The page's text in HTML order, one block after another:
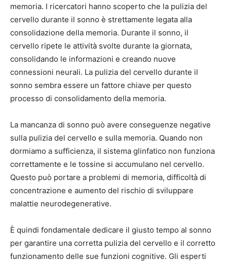
memoria. I ricercatori hanno scoperto che la pulizia del
cervello durante il sonno è strettamente legata alla
consolidazione della memoria. Durante il sonno, il
cervello ripete le attività svolte durante la giornata,
consolidando le informazioni e creando nuove
connessioni neurali. La pulizia del cervello durante il
sonno sembra essere un fattore chiave per questo
processo di consolidamento della memoria.
La mancanza di sonno può avere conseguenze negative
sulla pulizia del cervello e sulla memoria. Quando non
dormiamo a sufficienza, il sistema glinfatico non funziona
correttamente e le tossine si accumulano nel cervello.
Questo può portare a problemi di memoria, difficoltà di
concentrazione e aumento del rischio di sviluppare
malattie neurodegenerative.
È quindi fondamentale dedicare il giusto tempo al sonno
per garantire una corretta pulizia del cervello e il corretto
funzionamento delle sue funzioni cognitive. Gli esperti